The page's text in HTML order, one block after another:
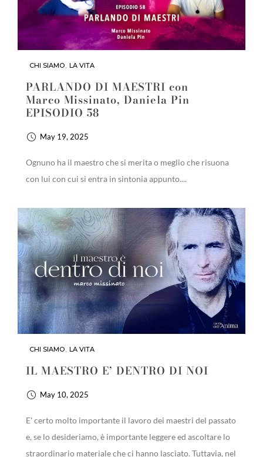
CHI SIAMO, LA VITA
PARLANDO DI MAESTRI con
Marco Missinato, Daniela Pin
EPISODIO 58
May 19, 2025
Ognuno ha il maestro che si merita o meglio che risuona
con lui con cui si entra in sintonia appunto....
CHI SIAMO, LA VITA
IL MAESTRO E’ DENTRO DI NOI
May 10, 2025
E' certo molto importante il lavoro dei maestri del passato
e, se lo desideriamo, è importante leggere ed ascoltare lo
straordinario materiale che ci hanno lasciato. Tuttavia, nel